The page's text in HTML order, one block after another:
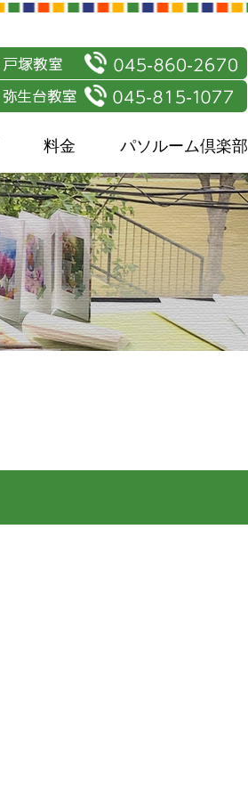
料金 パソルーム倶楽部